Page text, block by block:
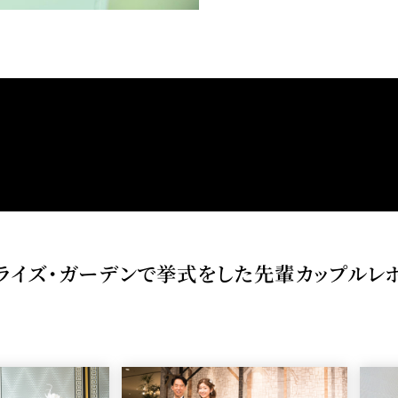
イズ・ガーデンで挙式をした先輩カップルレ